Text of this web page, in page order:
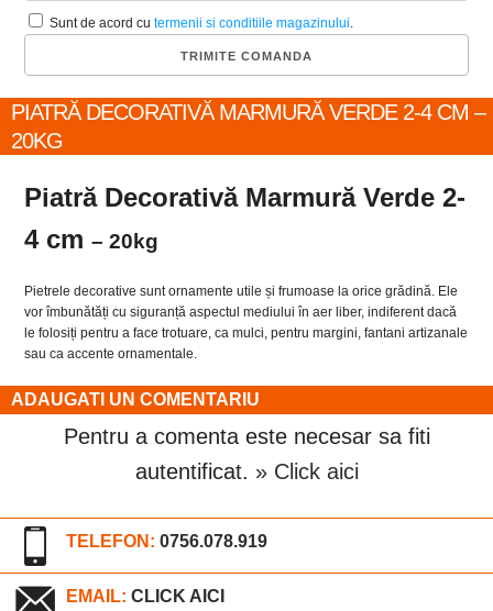
Sunt de acord cutermenii si conditiile magazinului
PIATRĂ DECORATIVĂ MARMURĂ VERDE 2-4 CM –
20KG
Piatră Decorativă Marmură Verde 2-
4 cm– 20kg
Pietrele decorative sunt ornamente utile și frumoase la orice grădină. Ele
vor îmbunătăți cu siguranță aspectul mediului în aer liber, indiferent dacă
le folosiți pentru a face trotuare, ca mulci, pentru margini, fantani artizanale
sau ca accente ornamentale.
ADAUGATI UN COMENTARIU
Pentru a comenta este necesar sa fiti
autentificat. » Click aici
TELEFON: 0756.078.919
EMAIL: CLICK AICI